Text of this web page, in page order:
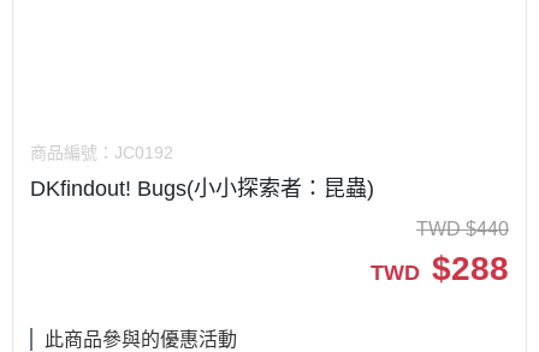
商品編號： JC0192
DKfindout! Bugs(小小探索者：昆蟲)
TWD $440
TWD $288
此商品參與的優惠活動